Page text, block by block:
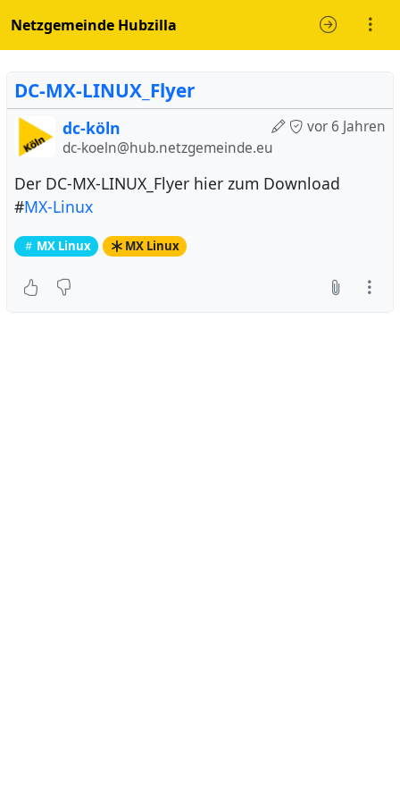
Netzgemeinde Hubzilla
DC-MX-LINUX_Flyer
vor 6 Jahren
dc-köln
dc-koeln@hub.netzgemeinde.eu
Der DC-MX-LINUX_Flyer hier zum Download
#MX-Linux
MX Linux MX Linux